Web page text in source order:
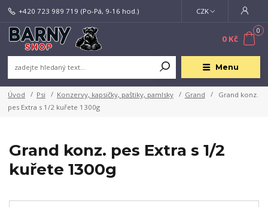
Menu
CZK
+420 723 989 719 (Po-Pá, 9-16 hod.)
0
0 Kč
Úvod Psi Konzervy, kapsičky, paštiky, pamlsky Grand
Grand konz.
pes Extra s 1/2 kuřete 1300g
Grand konz. pes Extra s 1/2
kuřete 1300g